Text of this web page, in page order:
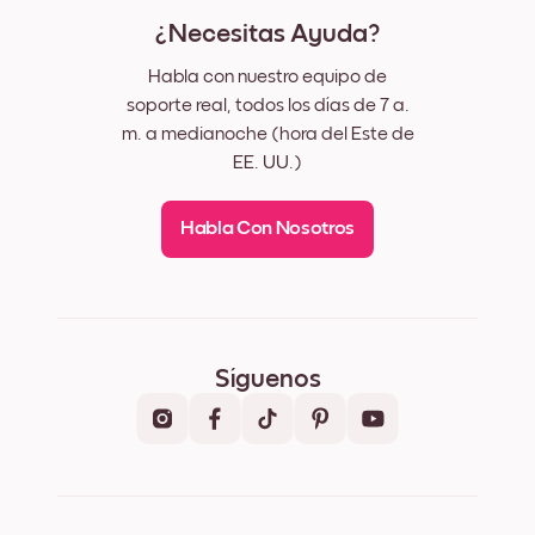
¿Necesitas Ayuda?
Habla con nuestro equipo de
soporte real, todos los días de 7 a.
m. a medianoche (hora del Este de
EE. UU.)
Habla Con Nosotros
Síguenos